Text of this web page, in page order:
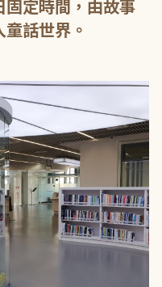
固定時間，由故事
話世界。